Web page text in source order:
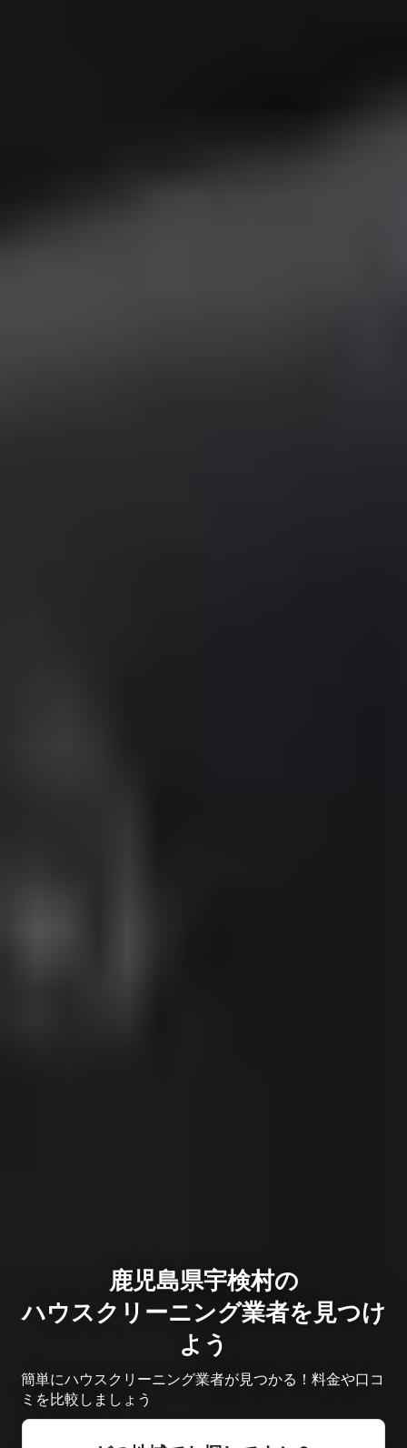
鹿児島県宇検村の
ハウスクリーニング業者を見つけ
よう
簡単にハウスクリーニング業者が見つかる！料金や口コ
ミを比較しましょう